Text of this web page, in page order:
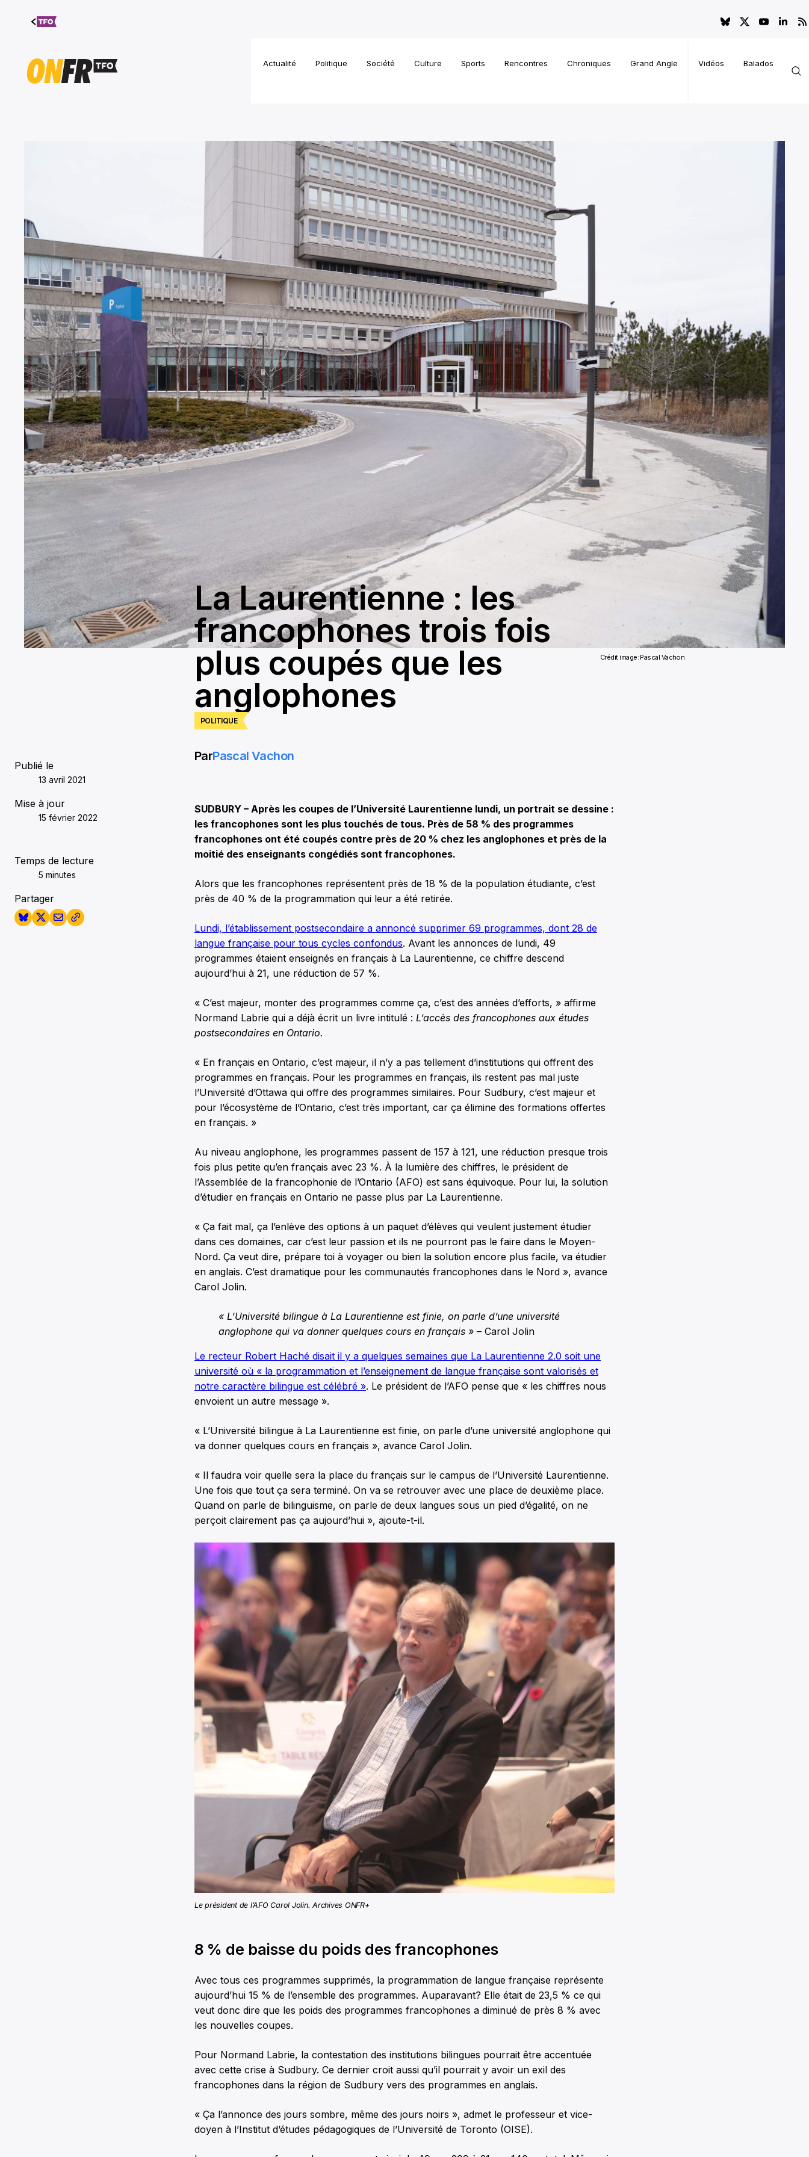
Aller au
contenu
Actualité Politique Société Culture Sports Rencontres Chroniques Grand Angle Vidéos Balados
Crédit image: Pascal Vachon
POLITIQUE
La Laurentienne : les
francophones trois fois
plus coupés que les
anglophones
Publié le
13 avril 2021
Mise à jour
15 février 2022
Temps de lecture
5 minutes
Partager
ParPascal Vachon
SUDBURY – Après les coupes de l’Université Laurentienne lundi, un portrait se dessine :
les francophones sont les plus touchés de tous. Près de 58 % des programmes
francophones ont été coupés contre près de 20 % chez les anglophones et près de la
moitié des enseignants congédiés sont francophones.
Alors que les francophones représentent près de 18 % de la population étudiante, c’est
près de 40 % de la programmation qui leur a été retirée.
Lundi, l’établissement postsecondaire a annoncé supprimer 69 programmes, dont 28 de
langue française pour tous cycles confondus. Avant les annonces de lundi, 49
programmes étaient enseignés en français à La Laurentienne, ce chiffre descend
aujourd’hui à 21, une réduction de 57 %.
« C’est majeur, monter des programmes comme ça, c’est des années d’efforts, » affirme
Normand Labrie qui a déjà écrit un livre intitulé : L’accès des francophones aux études
postsecondaires en Ontario.
« En français en Ontario, c’est majeur, il n’y a pas tellement d’institutions qui offrent des
programmes en français. Pour les programmes en français, ils restent pas mal juste
l’Université d’Ottawa qui offre des programmes similaires. Pour Sudbury, c’est majeur et
pour l’écosystème de l’Ontario, c’est très important, car ça élimine des formations offertes
en français. »
Au niveau anglophone, les programmes passent de 157 à 121, une réduction presque trois
fois plus petite qu’en français avec 23 %. À la lumière des chiffres, le président de
l’Assemblée de la francophonie de l’Ontario (AFO) est sans équivoque. Pour lui, la solution
d’étudier en français en Ontario ne passe plus par La Laurentienne.
« Ça fait mal, ça l’enlève des options à un paquet d’élèves qui veulent justement étudier
dans ces domaines, car c’est leur passion et ils ne pourront pas le faire dans le Moyen-
Nord. Ça veut dire, prépare toi à voyager ou bien la solution encore plus facile, va étudier
en anglais. C’est dramatique pour les communautés francophones dans le Nord », avance
Carol Jolin.
« L’Université bilingue à La Laurentienne est finie, on parle d’une université
anglophone qui va donner quelques cours en français » – Carol Jolin
Le recteur Robert Haché disait il y a quelques semaines que La Laurentienne 2.0 soit une
université où « la programmation et l’enseignement de langue française sont valorisés et
notre caractère bilingue est célébré ». Le président de l’AFO pense que « les chiffres nous
envoient un autre message ».
« L’Université bilingue à La Laurentienne est finie, on parle d’une université anglophone qui
va donner quelques cours en français », avance Carol Jolin.
« Il faudra voir quelle sera la place du français sur le campus de l’Université Laurentienne.
Une fois que tout ça sera terminé. On va se retrouver avec une place de deuxième place.
Quand on parle de bilinguisme, on parle de deux langues sous un pied d’égalité, on ne
perçoit clairement pas ça aujourd’hui », ajoute-t-il.
Le président de l’AFO Carol Jolin. Archives ONFR+
8 % de baisse du poids des francophones
Avec tous ces programmes supprimés, la programmation de langue française représente
aujourd’hui 15 % de l’ensemble des programmes. Auparavant? Elle était de 23,5 % ce qui
veut donc dire que les poids des programmes francophones a diminué de près 8 % avec
les nouvelles coupes.
Pour Normand Labrie, la contestation des institutions bilingues pourrait être accentuée
avec cette crise à Sudbury. Ce dernier croit aussi qu’il pourrait y avoir un exil des
francophones dans la région de Sudbury vers des programmes en anglais.
« Ça l’annonce des jours sombre, même des jours noirs », admet le professeur et vice-
doyen à l’Institut d’études pédagogiques de l’Université de Toronto (OISE).